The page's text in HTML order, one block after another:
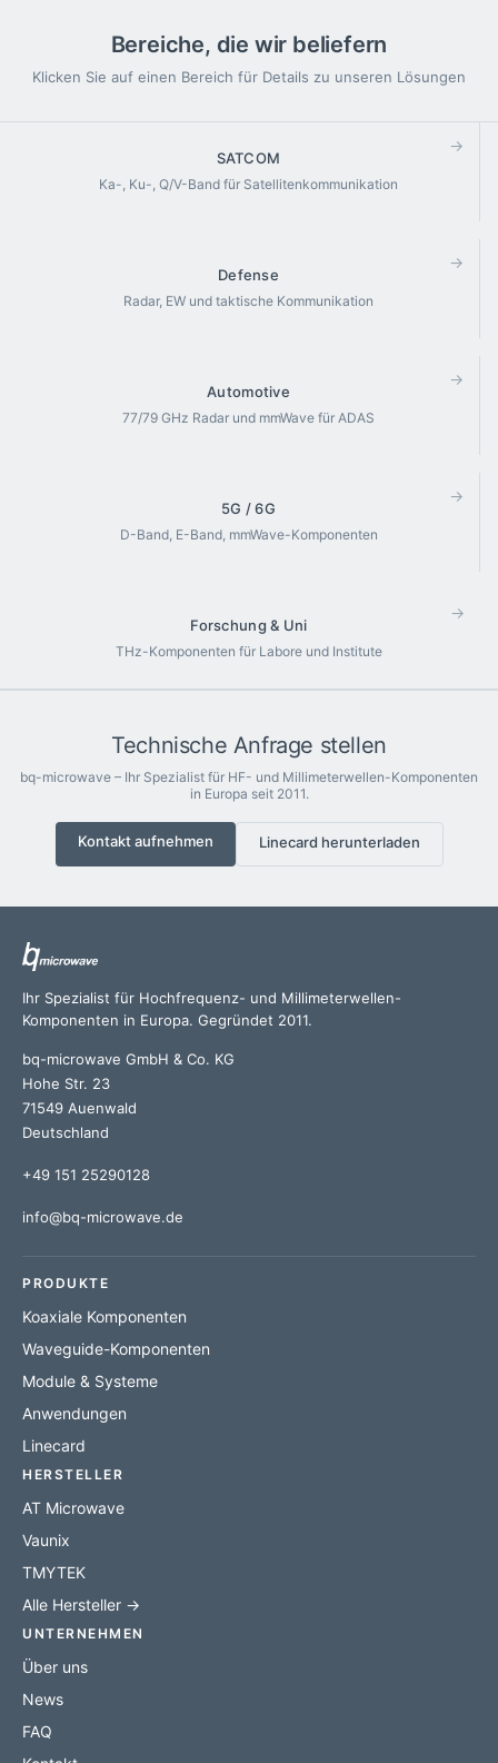
Bereiche, die wir beliefern
Klicken Sie auf einen Bereich für Details zu unseren Lösungen
SATCOM
Ka-, Ku-, Q/V-Band für Satellitenkommunikation
→
Defense
Radar, EW und taktische Kommunikation
→
Automotive
77/79 GHz Radar und mmWave für ADAS
→
5G / 6G
D-Band, E-Band, mmWave-Komponenten
→
Forschung & Uni
THz-Komponenten für Labore und Institute
→
Technische Anfrage stellen
bq-microwave – Ihr Spezialist für HF- und Millimeterwellen-Komponenten
in Europa seit 2011.
Kontakt aufnehmen Linecard herunterladen
Ihr Spezialist für Hochfrequenz- und Millimeterwellen-
Komponenten in Europa. Gegründet 2011.
bq-microwave GmbH & Co. KG
Hohe Str. 23
71549 Auenwald
Deutschland
+49 151 25290128
info@bq-microwave.de
PRODUKTE
Koaxiale Komponenten
Waveguide-Komponenten
Module & Systeme
Anwendungen
Linecard
HERSTELLER
AT Microwave
Vaunix
TMYTEK
Alle Hersteller →
UNTERNEHMEN
Über uns
News
FAQ